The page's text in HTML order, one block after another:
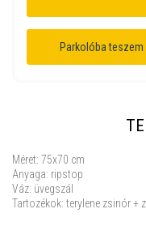
Parkolóba teszem
Méret: 75x70 cm
Anyaga: ripstop
Váz: üvegszál
Tartozékok: terylene zsinór